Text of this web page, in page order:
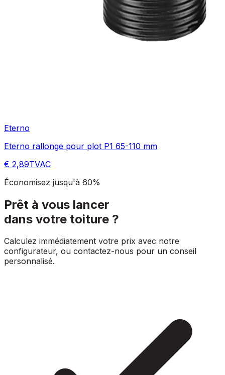
Eterno
Eterno rallonge pour plot P1 65-110 mm
€ 2,89TVAC
Économisez jusqu'à 60%
Prêt à vous lancer
dans votre toiture ?
Calculez immédiatement votre prix avec notre
configurateur, ou contactez-nous pour un conseil
personnalisé.